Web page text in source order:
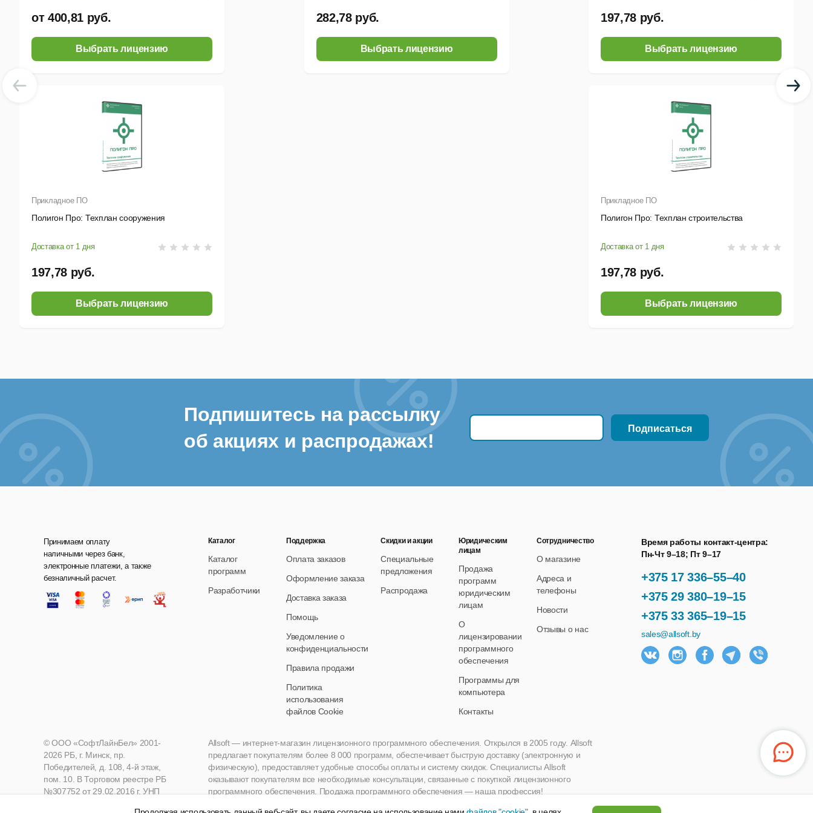
пароля на вход в программу.
Возможности автоматической отправки базы данных разработчику.
, восстановления с флеш для резервного копирования или
от 400,81 руб.
Выбрать лицензию
282,78 руб.
Выбрать лицензию
197,78 руб.
Выбрать лицензию
Прикладное ПО
Полигон Про: Техплан сооружения
Доставка от 1 дня
197,78 руб.
Выбрать лицензию
Прикладное ПО
Полигон Про: Техплан строительства
Доставка от 1 дня
197,78 руб.
Выбрать лицензию
Подпишитесь на рассылку
об акциях и распродажах!
Принимаем оплату
наличными через банк,
электронные платежи, а также
безналичный расчет.
+375 17 336–55–40
+375 29 380–19–15
+375 33 365–19–15
Время работы контакт-центра:
Пн-Чт 9–18; Пт 9–17
sales@allsoft.by
Каталог
Каталог
программ
Разработчики
Поддержка
Оплата заказов
Оформление заказа
Доставка заказа
Помощь
Уведомление о
конфиденциальности
Правила продажи
Политика
использования
файлов Cookie
Скидки и акции
Специальные
предложения
Распродажа
Юридическим
лицам
Продажа
программ
юридическим
лицам
О
лицензировании
программного
обеспечения
Программы для
компьютера
Контакты
Сотрудничество
О магазине
Адреса и
телефоны
Новости
Отзывы о нас
Allsoft — интернет-магазин лицензионного программного обеспечения. Открылся в 2005 году. Allsoft
предлагает покупателям более 8 000 программ, обеспечивает быструю доставку (электронную и
физическую), предоставляет удобные способы оплаты и систему скидок. Специалисты Allsoft
оказывают покупателям все необходимые консультации, связанные с покупкой лицензионного
программного обеспечения. Продажа программного обеспечения — наша профессия!
© ООО «СофтЛайнБел» 2001-
2026 РБ, г. Минск, пр.
Победителей, д. 108, 4-й этаж,
пом. 10. В Торговом реестре РБ
№307752 от 29.02.2016 г. УНП